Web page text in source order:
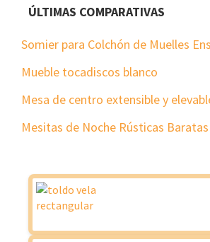
ÚLTIMAS COMPARATIVAS
Somier para Colchón de Muelles
Mueble tocadiscos blanco
Mesa de centro extensible y
Mesitas de Noche Rústicas Baratas